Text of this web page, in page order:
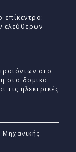
ελεύθερων
στο
στα δομικά
τις ηλεκτρικές
Μηχανικής